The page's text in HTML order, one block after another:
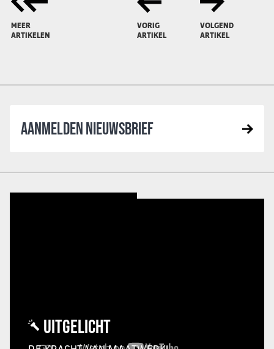
MEER
ARTIKELEN
VORIG
ARTIKEL
VOLGEND
ARTIKEL
AANMELDEN NIEUWSBRIEF
UITGELICHT